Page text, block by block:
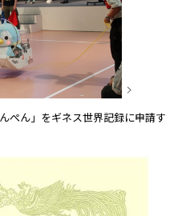
ぺん」をギネス世界記録に申請す